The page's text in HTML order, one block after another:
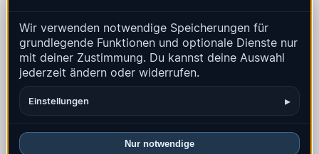
Wir verwenden notwendige Speicherungen für
grundlegende Funktionen und optionale Dienste nur
mit deiner Zustimmung. Du kannst deine Auswahl
jederzeit ändern oder widerrufen.
Einstellungen ▸
Nur notwendige
Live-Karte, Statistiken und aktuelle Ereignisse
Historienkarte öffnen Neueste in diesem Land
Überblick
FAQ